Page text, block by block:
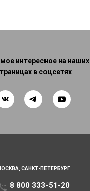
интересное на наших
в соцсетях
САНКТ-ПЕТЕРБУРГ
8 800 333-51-20